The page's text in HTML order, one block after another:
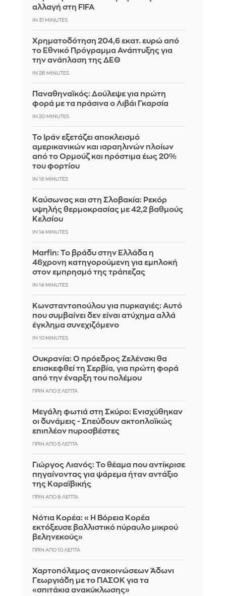
αλλαγή στη FIFA
IN 31 MINUTES
Χρηματοδότηση 204,6 εκατ. ευρώ από
το Εθνικό Πρόγραμμα Ανάπτυξης για
την ανάπλαση της ΔΕΘ
IN 26 MINUTES
Παναθηναϊκός: Δούλεψε για πρώτη
φορά με τα πράσινα ο Λιβάι Γκαρσία
IN 20 MINUTES
Το Ιράν εξετάζει αποκλεισμό
αμερικανικών και ισραηλινών πλοίων
από το Ορμούζ και πρόστιμα έως 20%
του φορτίου
IN 18 MINUTES
Καύσωνας και στη Σλοβακία: Ρεκόρ
υψηλής θερμοκρασίας με 42,2 βαθμούς
Κελσίου
IN 14 MINUTES
Marfin: Το βράδυ στην Ελλάδα η
46χρονη κατηγορούμενη για εμπλοκή
στον εμπρησμό της τράπεζας
IN 14 MINUTES
Κωνσταντοπούλου για πυρκαγιές: Αυτό
που συμβαίνει δεν είναι ατύχημα αλλά
έγκλημα συνεχιζόμενο
IN 10 MINUTES
Ουκρανία: Ο πρόεδρος Ζελένσκι θα
επισκεφθεί τη Σερβία, για πρώτη φορά
από την έναρξη του πολέμου
ΠΡΙΝ ΑΠΌ 2 ΛΕΠΤΆ
Μεγάλη φωτιά στη Σκύρο: Ενισχύθηκαν
οι δυνάμεις - Σπεύδουν ακτοπλοϊκώς
επιπλέον πυροσβέστες
ΠΡΙΝ ΑΠΌ 5 ΛΕΠΤΆ
Γιώργος Λιανός: Το θέαμα που αντίκρισε
πηγαίνοντας για ψάρεμα ήταν αντάξιο
της Καραϊβικής
ΠΡΙΝ ΑΠΌ 8 ΛΕΠΤΆ
Νότια Κορέα: «Η Βόρεια Κορέα
εκτόξευσε βαλλιστικό πύραυλο μικρού
βεληνεκούς»
ΠΡΙΝ ΑΠΌ 10 ΛΕΠΤΆ
Χαρτοπόλεμος ανακοινώσεων Άδωνι
Γεωργιάδη με το ΠΑΣΟΚ για τα
«σπιτάκια ανακύκλωσης»